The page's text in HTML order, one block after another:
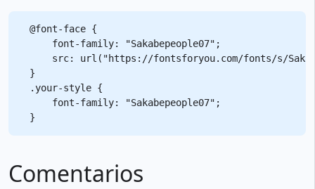
@font-face {
    font-family: "Sakabepeople07";
src: url("https://fontsforyou.com/fonts/s/
}
.your-style {
    font-family: "Sakabepeople07";
Comentarios